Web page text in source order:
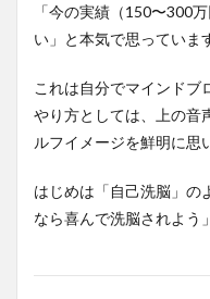
「今の実績（150〜300
い」と本気で思っていま
これは自分でマインドブ
やり方としては、上の音
ルフイメージを鮮明に思
はじめは「自己洗脳」の
なら喜んで洗脳されよう